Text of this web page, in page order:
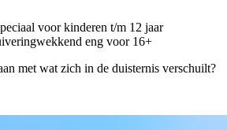
voor kinderen t/m 12 jaar
eng voor 16+
met wat zich in de duisternis verschuilt?